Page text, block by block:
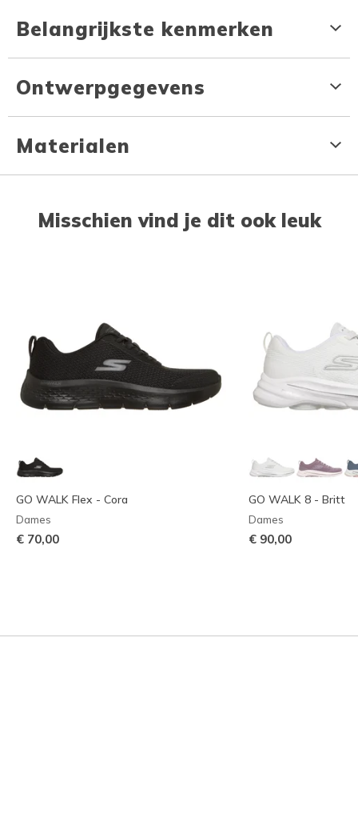
Belangrijkste kenmerken
Ontwerpgegevens
Materialen
Misschien vind je dit ook leuk
GO WALK Flex - Cora
Dames
€ 70,00
GO WALK 8 - Britt
Dames
€ 90,00